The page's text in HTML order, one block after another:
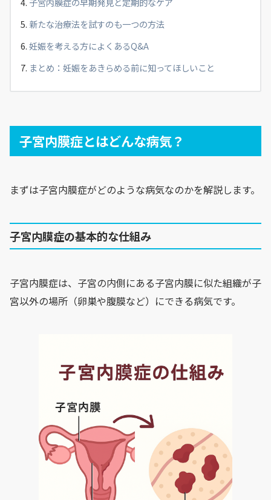
子宮内膜症の早期発見と定期的なケア
新たな治療法を試すのも一つの方法
妊娠を考える方によくあるQ&A
まとめ：妊娠をあきらめる前に知ってほしいこと
子宮内膜症とはどんな病気？
まずは子宮内膜症がどのような病気なのかを解説します。
子宮内膜症の基本的な仕組み
子宮内膜症は、子宮の内側にある子宮内膜に似た組織が子
宮以外の場所（卵巣や腹膜など）にできる病気です。